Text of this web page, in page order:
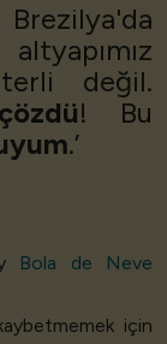
değil.
çözdü! Bu
.’
Bola de Neve
için